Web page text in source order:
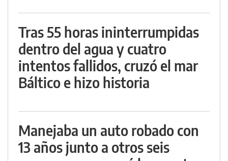
Tras 55 horas ininterrumpidas
dentro del agua y cuatro
intentos fallidos, cruzó el mar
Báltico e hizo historia
Manejaba un auto robado con
13 años junto a otros seis